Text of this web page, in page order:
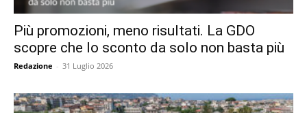
Più promozioni, meno risultati. La GDO
scopre che lo sconto da solo non basta più
Redazione - 31 Luglio 2026